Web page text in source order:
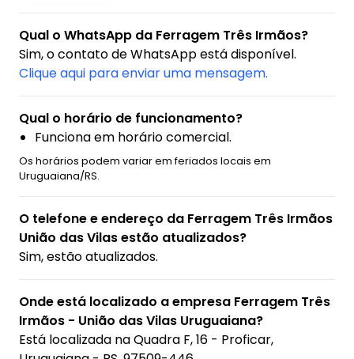
Qual o WhatsApp da Ferragem Três Irmãos?
Sim, o contato de WhatsApp está disponível.
Clique aqui para enviar uma mensagem.
Qual o horário de funcionamento?
Funciona em horário comercial.
Os horários podem variar em feriados locais em
Uruguaiana/RS.
O telefone e endereço da Ferragem Três Irmãos
União das Vilas estão atualizados?
Sim, estão atualizados.
Onde está localizado a empresa Ferragem Três
Irmãos - União das Vilas Uruguaiana?
Está localizada naQuadra F, 16 - Proficar,